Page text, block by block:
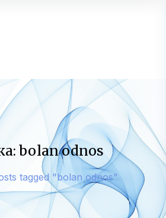
bolan odnos
tagged "bolan odnos"